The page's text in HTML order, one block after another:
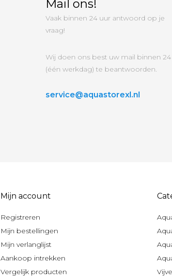
Mail ons!
Vaak binnen 24 uur antwoord op je
vraag!
Wij doen ons best uw mail binnen
(één werkdag) te beantwoorden.
service@aquastorexl.nl
Mijn account
Registreren
Mijn bestellingen
Mijn verlanglijst
Aankoop intrekken
Vergelijk producten